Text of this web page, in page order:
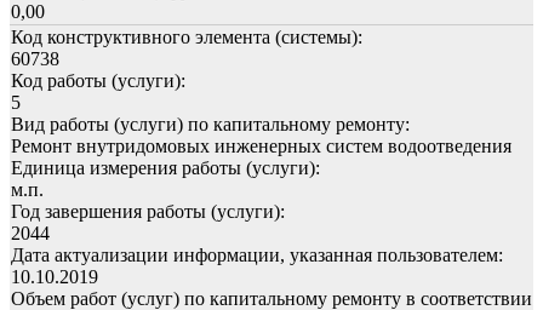
0,00
Код конструктивного элемента (системы):
60738
Код работы (услуги):
5
Вид работы (услуги) по капитальному ремонту:
Ремонт внутридомовых инженерных систем водоотведения
Единица измерения работы (услуги):
м.п.
Год завершения работы (услуги):
2044
Дата актуализации информации, указанная пользователем:
10.10.2019
Объем работ (услуг) по капитальному ремонту в соответствии